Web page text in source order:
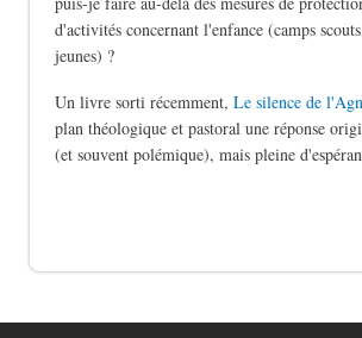
d'activités concernant l'enfance (camps
jeunes) ?
Un livre sorti récemment, Le silence de
plan théologique et pastoral une réponse
(et souvent polémique), mais pleine